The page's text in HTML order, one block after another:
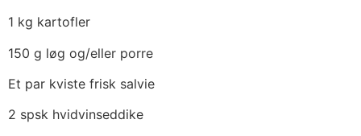
1 kg kartofler
150 g løg og/eller porre
Et par kviste frisk salvie
2 spsk hvidvinseddike